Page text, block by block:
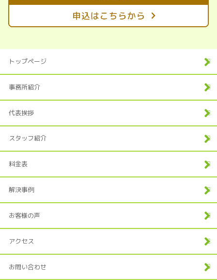
トップページ
事務所紹介
代表挨拶
スタッフ紹介
料金表
解決事例
お客様の声
アクセス
お問い合わせ